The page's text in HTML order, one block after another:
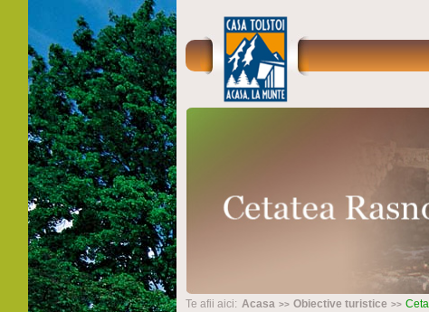
Te afii aici: Acasa Obiective turistice